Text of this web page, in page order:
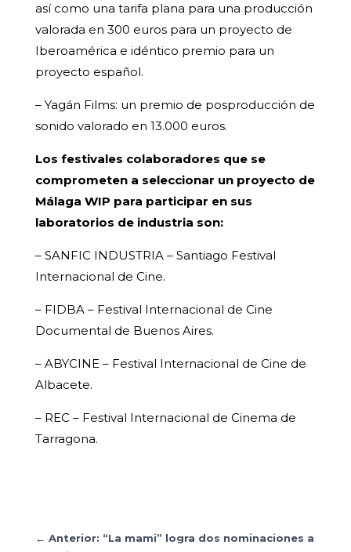
así como una tarifa plana para una producción
valorada en 300 euros para un proyecto de
Iberoamérica e idéntico premio para un
proyecto español.
– Yagán Films: un premio de posproducción de
sonido valorado en 13.000 euros.
Los festivales colaboradores que se
comprometen a seleccionar un proyecto de
Málaga WIP para participar en sus
laboratorios de industria son:
– SANFIC INDUSTRIA – Santiago Festival
Internacional de Cine.
– FIDBA – Festival Internacional de Cine
Documental de Buenos Aires.
– ABYCINE – Festival Internacional de Cine de
Albacete.
– REC – Festival Internacional de Cinema de
Tarragona.
← Anterior: “La mami” logra dos nominaciones a